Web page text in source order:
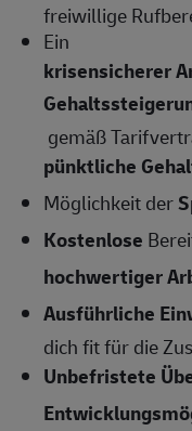
freiwillige
Ein
krisensicherer
gemäß
pünktliche
Möglichkeit der
Kostenlose
hochwertiger
Ausführliche
dich fit für die
Unbefristete